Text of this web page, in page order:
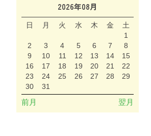
2026年08月
日 月 火 水 木 金
土
1
2
3 4 5 6 7
8
9
10 11 12 13 14
15
16
17 18 19 20 21
22
23
24 25 26 27 28
29
30
31
前月 翌月